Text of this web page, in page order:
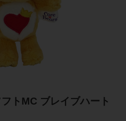
トMC ブレイブハート